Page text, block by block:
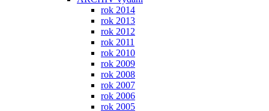
rok 2014
rok 2013
rok 2012
rok 2011
rok 2010
rok 2009
rok 2008
rok 2007
rok 2006
rok 2005